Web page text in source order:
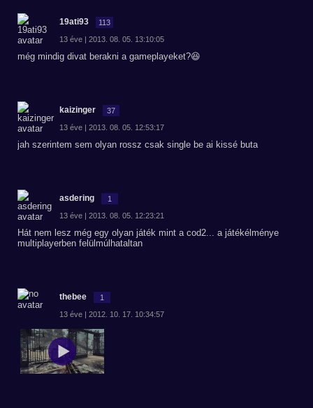
19ati93 113
13 éve | 2013. 08. 05. 13:10:05
még mindig divat berakni a gameplayeket?😆
kaizinger 37
13 éve | 2013. 08. 05. 12:53:17
jah szerintem sem olyan rossz csak single be ai kissé buta
asdering 1
13 éve | 2013. 08. 05. 12:23:21
Hát nem lesz még egy olyan játék mint a cod2... a játékélménye
multiplayerben felülmúlhataltan
thebee 1
13 éve | 2012. 10. 17. 10:34:57